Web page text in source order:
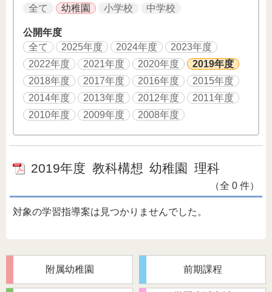
全て
幼稚園 小学校 中学校
公開年度
全て
2025年度 2024年度
2023年度
2022年度
2021年度 2020年度
2019年度
2018年度
2017年度 2016年度
2015年度
2014年度
2013年度 2012年度
2011年度
2010年度
2009年度 2008年度
2019年度 教科構想 幼稚園 理科
（全 0 件）
対象の学習指導案は見つかりませんでした。
附属幼稚園 前期課程